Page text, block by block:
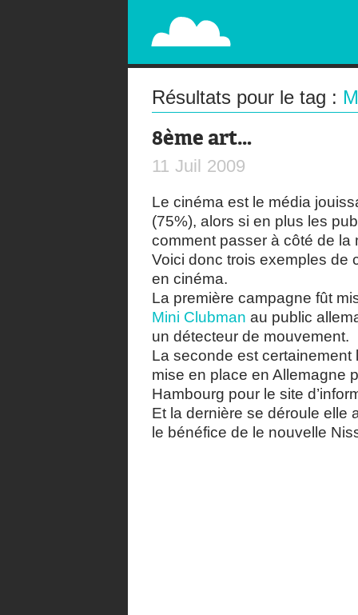
PAPERPLANE
STREET, AMBIENT, GUÉRILLA MARKETING
Résultats pour le tag :
8ème art…
11 Juil 2009
Le cinéma est le média
(75%), alors si en plus les
comment passer à côté de la
Voici donc trois exemples de
en cinéma.
La première campagne fût
Mini Clubman au public
un détecteur de mouvement.
La seconde est
mise en place en Allemagne
Hambourg pour le site
Et la dernière se déroule elle
le bénéfice de le nouvelle